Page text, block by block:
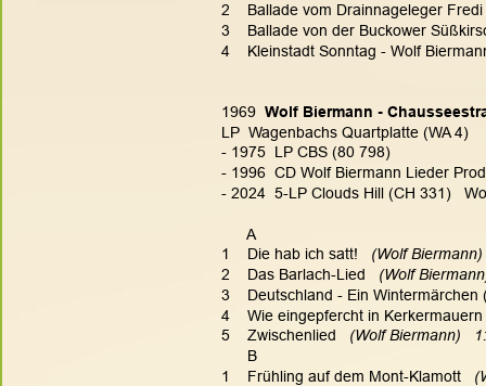
2    Ballade vom Drainnageleger
3    Ballade von der Buckower
4    Kleinstadt Sonntag - Wolf
1969 Wolf Biermann -
LP  Wagenbachs Quartplatte (WA 4)
- 1975  LP CBS (80 798)
- 1996  CD Wolf Biermann Lieder
- 2024  5-LP Clouds Hill (CH 331)
      A
1    Die hab ich satt!
(Wolf Biermann)
2    Das Barlach-Lied
(Wolf
3    Deutschland - Ein
4    Wie eingepfercht in Kerkermauern
5    Zwischenlied
(Wolf Biermann)
      B
1    Frühling auf dem Mont-Klamott